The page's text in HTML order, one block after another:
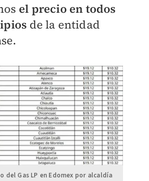
el precio en todos
de la entidad
del Gas LP en Edomex por alcaldía